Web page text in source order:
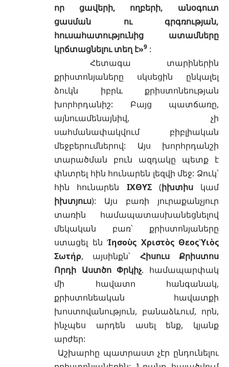
որ ցավերի, ողբերի, անօգուտ
ցասման ու գրգռության,
հուսահատությունից ատամները
կրճտացնելու տեղ է»9 :
Հետագա տարիներին
քրիստոնյաները սկսեցին ընկալել
ձուկն իբրև քրիստոնեության
խորհրդանիշ: Բայց պատճառը,
այնուամենայնիվ, չի
սահմանափակվում բիբլիական
մեջբերումներով: Այս խորհրդանշի
տարածման բուն ազդակը պետք է
փնտրել հին հունարեն լեզվի մեջ: Ձուկ՝
հին հունարեն IΧΘΥΣ(իխտիսկամ
իխտյուս): Այս բառի յուրաքանչյուր
տառին համապատասխանեցնելով
մեկական բառ՝ քրիստոնյաները
ստացել են Ἰησοὺς Χριστὸς Θεoς῾Υιὸς
Σωτήρ, այսինքն՝ Հիսուս Քրիստոս
Որդի Աստծո Փրկիչ. համապարփակ
մի հավատո հանգանակ,
քրիստոնեական հավատքի
խոստովանություն, բանաձևում, որն,
ինչպես արդեն ասել ենք, կյանք
արժեր:
Աշխարհը պատրաստ չէր ընդունելու